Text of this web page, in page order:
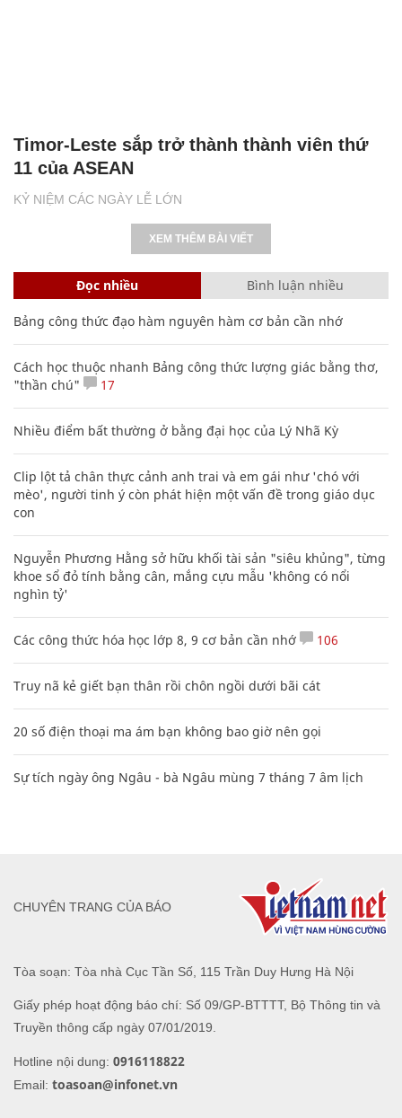
KỶ NIỆM CÁC NGÀY LỄ LỚN
Timor-Leste sắp trở thành thành viên thứ
11 của ASEAN
XEM THÊM BÀI VIẾT
Đọc nhiều Bình luận nhiều
Bảng công thức đạo hàm nguyên hàm cơ bản cần nhớ
Cách học thuộc nhanh Bảng công thức lượng giác bằng thơ,
"thần chú"
17
Nhiều điểm bất thường ở bằng đại học của Lý Nhã Kỳ
Clip lột tả chân thực cảnh anh trai và em gái như 'chó với
mèo', người tinh ý còn phát hiện một vấn đề trong giáo dục
con
Nguyễn Phương Hằng sở hữu khối tài sản "siêu khủng", từng
khoe sổ đỏ tính bằng cân, mắng cựu mẫu 'không có nổi
nghìn tỷ'
Các công thức hóa học lớp 8, 9 cơ bản cần nhớ 106
Truy nã kẻ giết bạn thân rồi chôn ngồi dưới bãi cát
20 số điện thoại ma ám bạn không bao giờ nên gọi
Sự tích ngày ông Ngâu - bà Ngâu mùng 7 tháng 7 âm lịch
Tòa soạn: Tòa nhà Cục Tần Số, 115 Trần Duy Hưng Hà Nội
Giấy phép hoạt động báo chí: Số 09/GP-BTTTT, Bộ Thông tin và
Truyền thông cấp ngày 07/01/2019.
Hotline nội dung: 0916118822
Email: toasoan@infonet.vn
CHUYÊN TRANG CỦA BÁO